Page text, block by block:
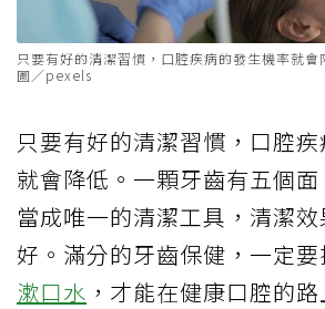
只要有好的清潔習慣，口腔疾病的發生機率就會
圖／pexels
只要有好的清潔習慣，口腔
就會降低。一顆牙齒有五個
當成唯一的清潔工具，清潔
好。滿分的牙齒保健，一定
漱口水 ，才能在健康口腔的